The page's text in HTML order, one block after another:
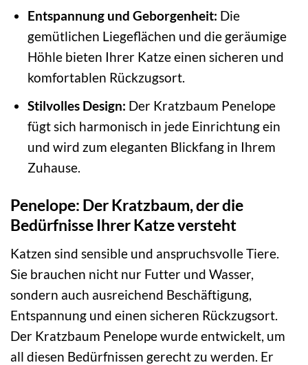
Entspannung und Geborgenheit: Die
gemütlichen Liegeflächen und die geräumige
Höhle bieten Ihrer Katze einen sicheren und
komfortablen Rückzugsort.
Stilvolles Design: Der Kratzbaum Penelope
fügt sich harmonisch in jede Einrichtung ein
und wird zum eleganten Blickfang in Ihrem
Zuhause.
Penelope: Der Kratzbaum, der die
Bedürfnisse Ihrer Katze versteht
Katzen sind sensible und anspruchsvolle Tiere.
Sie brauchen nicht nur Futter und Wasser,
sondern auch ausreichend Beschäftigung,
Entspannung und einen sicheren Rückzugsort.
Der Kratzbaum Penelope wurde entwickelt, um
all diesen Bedürfnissen gerecht zu werden. Er